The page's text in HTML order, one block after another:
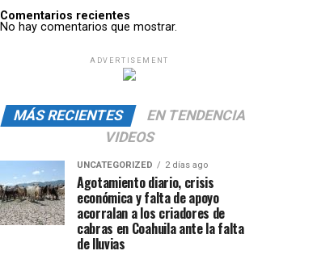
Comentarios recientes
No hay comentarios que mostrar.
ADVERTISEMENT
MÁS RECIENTES
EN TENDENCIA
VIDEOS
UNCATEGORIZED 2 días ago
Agotamiento diario, crisis
económica y falta de apoyo
acorralan a los criadores de
cabras en Coahuila ante la falta
de lluvias